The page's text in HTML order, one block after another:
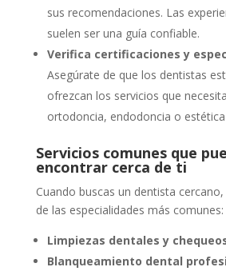
sus recomendaciones. Las
suelen ser una guía confiable.
Verifica certificaciones y
Asegúrate de que los dentistas
ofrezcan los servicios que
ortodoncia, endodoncia o
Servicios comunes que
encontrar cerca de ti
Cuando buscas un dentista
de las especialidades más comunes:
Limpiezas dentales y
Blanqueamiento dental